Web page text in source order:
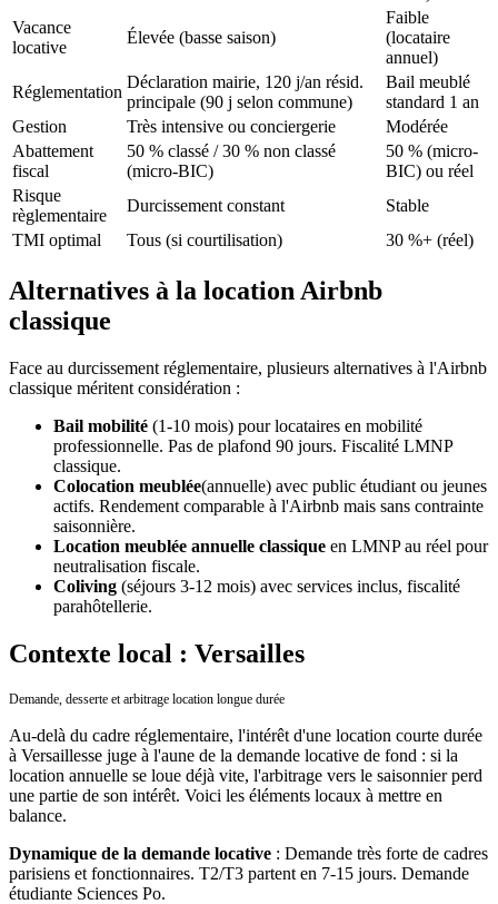
Vacance
locative
Élevée (basse saison)
Faible
(locataire
annuel)
Réglementation
Déclaration mairie, 120 j/an résid.
principale (90 j selon commune)
Bail meublé
standard 1 an
Gestion
Très intensive ou conciergerie
Modérée
Abattement
fiscal
50 % classé / 30 % non classé
(micro-BIC)
50 % (micro-
BIC) ou réel
Risque
règlementaire
Durcissement constant
Stable
TMI optimal
Tous (si courtilisation) 30 %+ (réel)
Alternatives à la location Airbnb
classique
Face au durcissement réglementaire, plusieurs alternatives à l'Airbnb
classique méritent considération :
Bail mobilité (1-10 mois) pour locataires en mobilité
professionnelle. Pas de plafond 90 jours. Fiscalité LMNP
classique.
Colocation meublée(annuelle) avec public étudiant ou jeunes
actifs. Rendement comparable à l'Airbnb mais sans contrainte
saisonnière.
Location meublée annuelle classique en LMNP au réel pour
neutralisation fiscale.
Coliving (séjours 3-12 mois) avec services inclus, fiscalité
parahôtellerie.
Contexte local : Versailles
Demande, desserte et arbitrage location longue durée
Au-delà du cadre réglementaire, l'intérêt d'une location courte durée
à Versaillesse juge à l'aune de la demande locative de fond : si la
location annuelle se loue déjà vite, l'arbitrage vers le saisonnier perd
une partie de son intérêt. Voici les éléments locaux à mettre en
balance.
Dynamique de la demande locative : Demande très forte de cadres
parisiens et fonctionnaires. T2/T3 partent en 7-15 jours. Demande
étudiante Sciences Po.